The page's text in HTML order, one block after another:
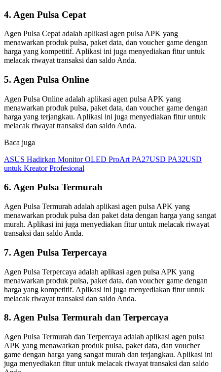
4. Agen Pulsa Cepat
Agen Pulsa Cepat adalah aplikasi agen pulsa APK yang
menawarkan produk pulsa, paket data, dan voucher game dengan
harga yang kompetitif. Aplikasi ini juga menyediakan fitur untuk
melacak riwayat transaksi dan saldo Anda.
5. Agen Pulsa Online
Agen Pulsa Online adalah aplikasi agen pulsa APK yang
menawarkan produk pulsa, paket data, dan voucher game dengan
harga yang terjangkau. Aplikasi ini juga menyediakan fitur untuk
melacak riwayat transaksi dan saldo Anda.
Baca juga
ASUS Hadirkan Monitor OLED ProArt PA27USD PA32USD
untuk Kreator Profesional
6. Agen Pulsa Termurah
Agen Pulsa Termurah adalah aplikasi agen pulsa APK yang
menawarkan produk pulsa dan paket data dengan harga yang sangat
murah. Aplikasi ini juga menyediakan fitur untuk melacak riwayat
transaksi dan saldo Anda.
7. Agen Pulsa Terpercaya
Agen Pulsa Terpercaya adalah aplikasi agen pulsa APK yang
menawarkan produk pulsa, paket data, dan voucher game dengan
harga yang kompetitif. Aplikasi ini juga menyediakan fitur untuk
melacak riwayat transaksi dan saldo Anda.
8. Agen Pulsa Termurah dan Terpercaya
Agen Pulsa Termurah dan Terpercaya adalah aplikasi agen pulsa
APK yang menawarkan produk pulsa, paket data, dan voucher
game dengan harga yang sangat murah dan terjangkau. Aplikasi ini
juga menyediakan fitur untuk melacak riwayat transaksi dan saldo